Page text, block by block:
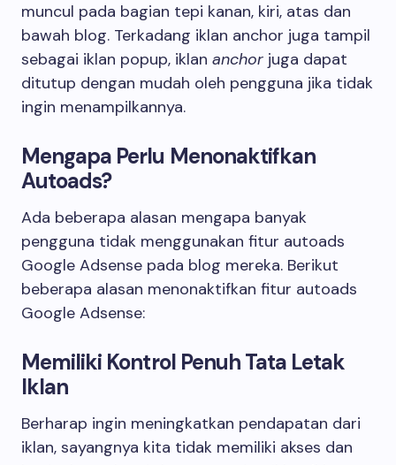
muncul pada bagian tepi kanan, kiri, atas dan
bawah blog. Terkadang iklan anchor juga tampil
sebagai iklan popup, iklan anchor juga dapat
ditutup dengan mudah oleh pengguna jika tidak
ingin menampilkannya.
Mengapa Perlu Menonaktifkan
Autoads?
Ada beberapa alasan mengapa banyak
pengguna tidak menggunakan fitur autoads
Google Adsense pada blog mereka. Berikut
beberapa alasan menonaktifkan fitur autoads
Google Adsense:
Memiliki Kontrol Penuh Tata Letak
Iklan
Berharap ingin meningkatkan pendapatan dari
iklan, sayangnya kita tidak memiliki akses dan